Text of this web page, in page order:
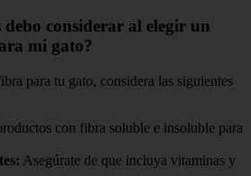
debo considerar al elegir un
mi gato?
para tu gato, considera las siguientes
con fibra soluble e insoluble para
: Asegúrate de que incluya vitaminas y